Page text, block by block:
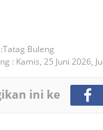
Tatag Buleng
: Kamis, 25 Juni 2026,
ini ke